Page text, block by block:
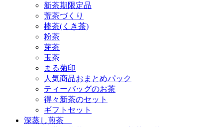
新茶期限定品
荒茶づくり
棒茶(くき茶)
粉茶
芽茶
玉茶
まる菊印
人気商品おまとめパック
ティーバッグのお茶
得々新茶のセット
ギフトセット
深蒸し煎茶